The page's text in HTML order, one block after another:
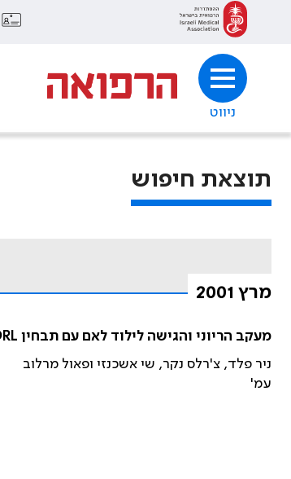
ניווט
תוצאת חיפוש
מרץ 2001
מעקב הריוני והגישה לילוד לאם עם תבחין VDRL המפורש כחיובי
ניר פלד, צ'רלס נקר, שי אשכנזי ופאול מרלוב
עמ'